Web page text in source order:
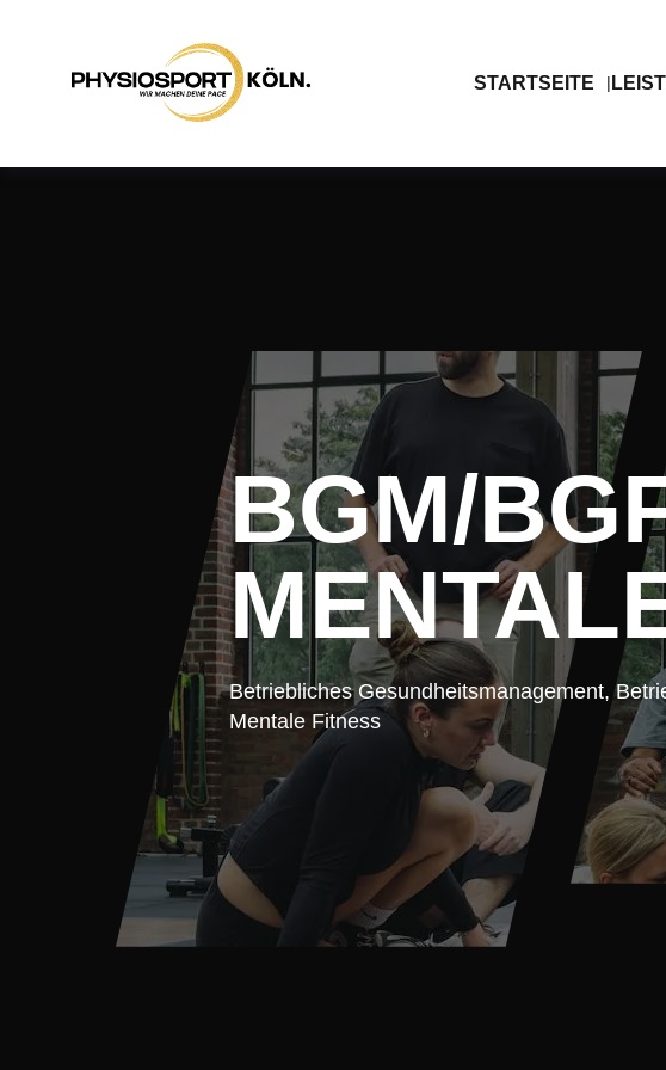
STARTSEITE
BGM/
Betriebliches Gesundheitsmanagement,
Mentale Fitness